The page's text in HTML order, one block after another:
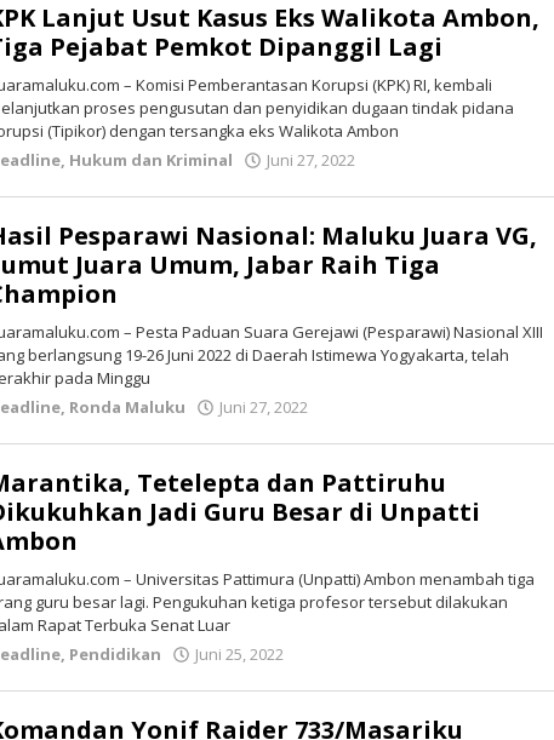
Lanjut Usut Kasus Eks Walikota Ambon,
Pejabat Pemkot Dipanggil Lagi
– Komisi Pemberantasan Korupsi (KPK) RI, kembali
proses pengusutan dan penyidikan dugaan tindak pidana
(Tipikor) dengan tersangka eks Walikota Ambon
, Hukum dan Kriminal Juni 27, 2022
Pesparawi Nasional: Maluku Juara VG,
Juara Umum, Jabar Raih Tiga
– Pesta Paduan Suara Gerejawi (Pesparawi) Nasional XIII
berlangsung 19-26 Juni 2022 di Daerah Istimewa Yogyakarta, telah
pada Minggu
, Ronda Maluku Juni 27, 2022
Tetelepta dan Pattiruhu
Jadi Guru Besar di Unpatti
– Universitas Pattimura (Unpatti) Ambon menambah tiga
guru besar lagi. Pengukuhan ketiga profesor tersebut dilakukan
Rapat Terbuka Senat Luar
, Pendidikan Juni 25, 2022
Yonif Raider 733/Masariku